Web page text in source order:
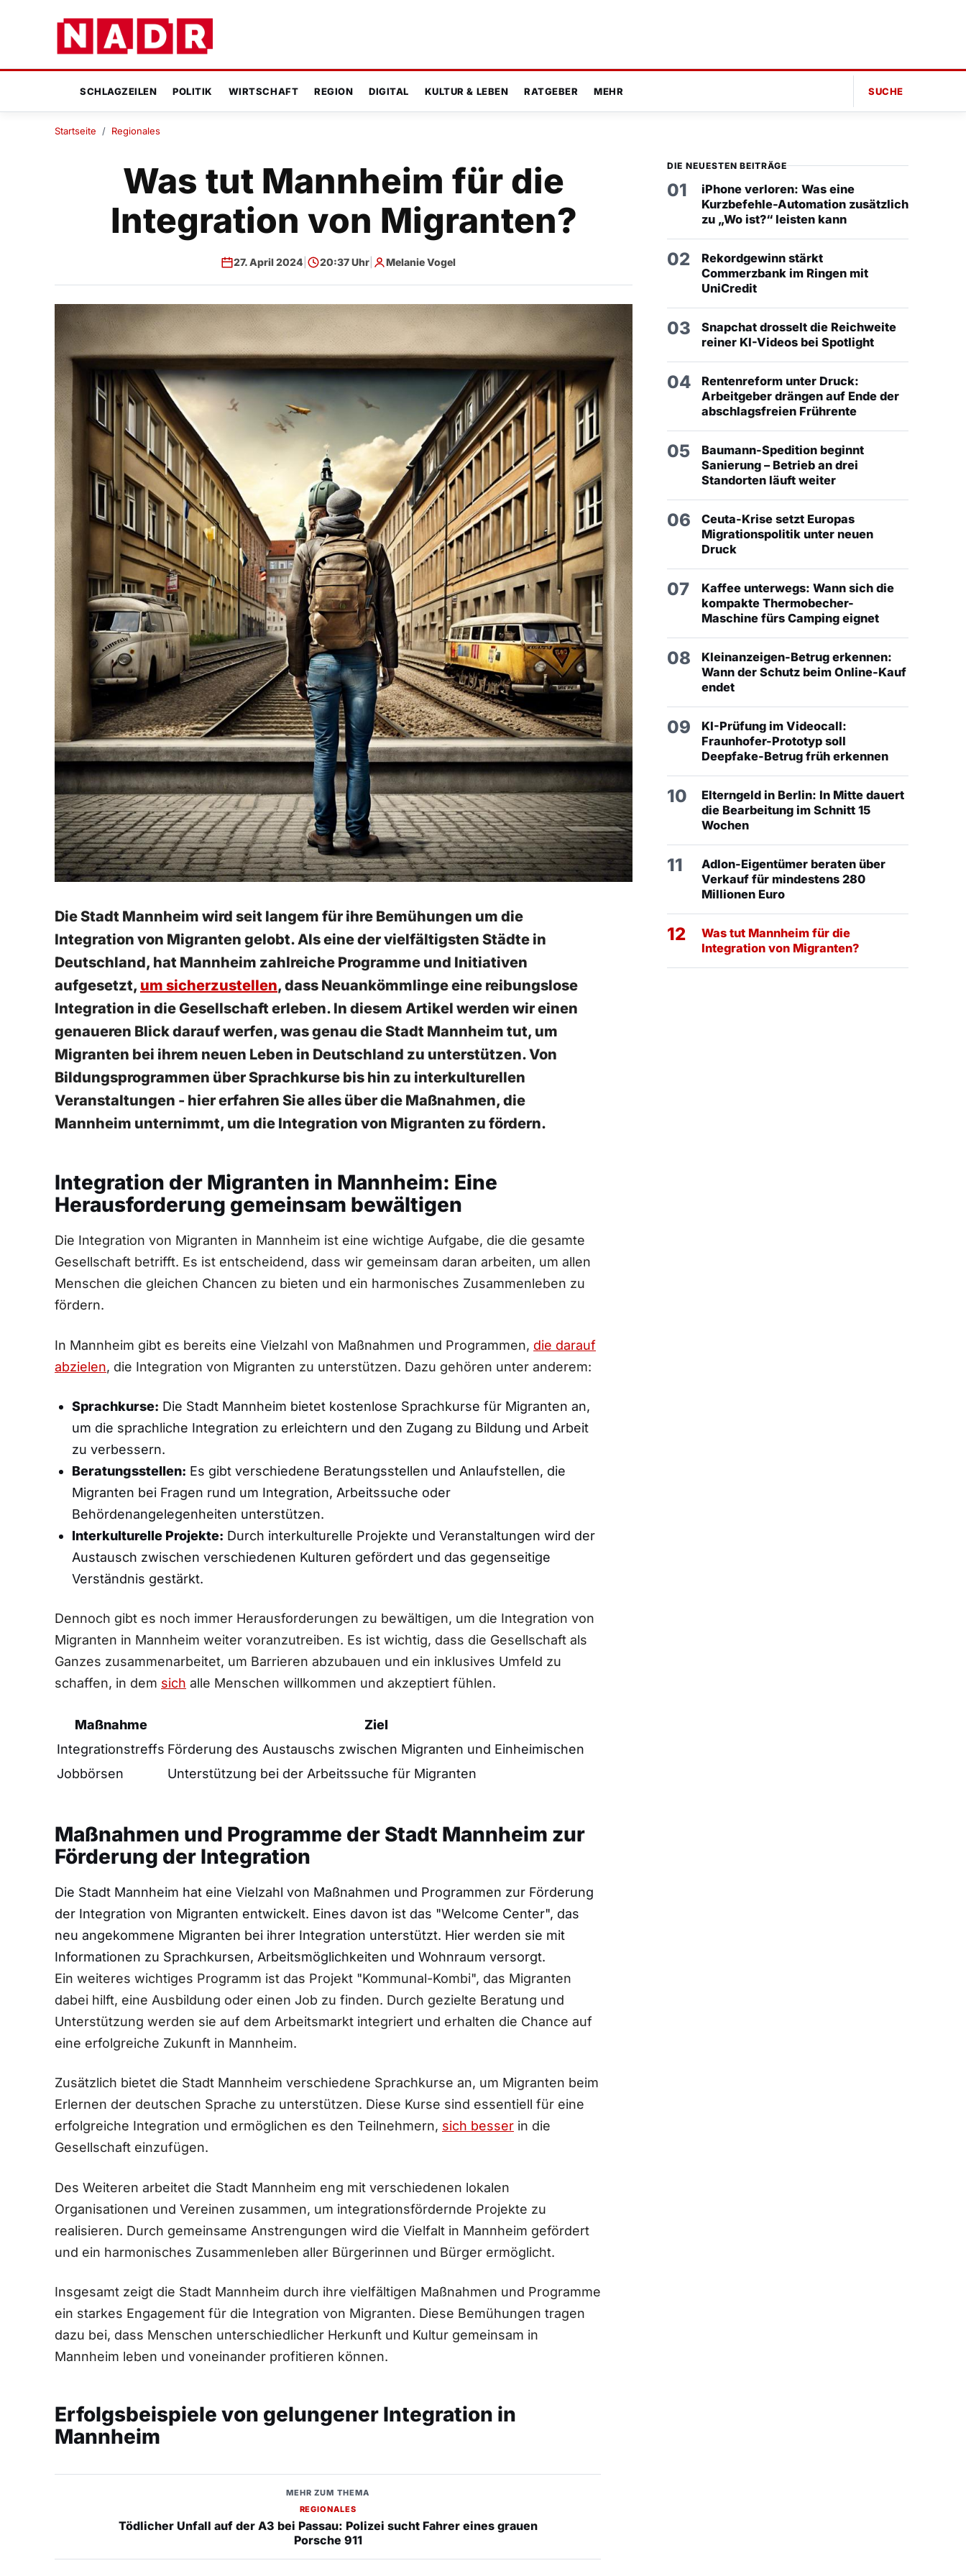
SCHLAGZEILEN POLITIK WIRTSCHAFT REGION DIGITAL KULTUR & LEBEN RATGEBER MEHR SUCHE
Startseite / Regionales
Was tut Mannheim für die
Integration von Migranten?
27. April 2024 20:37 Uhr Melanie Vogel
Die Stadt Mannheim wird ​seit ⁣langem für ihre​ Bemühungen‍ um die
Integration von Migranten ‌gelobt. Als eine der vielfältigsten⁣ Städte in
Deutschland, hat Mannheim ‍zahlreiche Programme und Initiativen
aufgesetzt, um⁤ sicherzustellen, dass Neuankömmlinge eine reibungslose
Integration in die Gesellschaft erleben. In diesem Artikel werden wir einen
genaueren Blick darauf werfen, was genau die Stadt Mannheim ⁣tut, um
Migranten bei ihrem neuen Leben in Deutschland zu ​unterstützen. Von
⁤Bildungsprogrammen über Sprachkurse bis hin zu interkulturellen
Veranstaltungen - ‌hier‌ erfahren Sie alles über⁣ die⁢ Maßnahmen, die
Mannheim unternimmt, um die Integration ​von Migranten zu fördern.
Integration der‌ Migranten in Mannheim: ‌Eine
Herausforderung gemeinsam bewältigen
Die Integration⁢ von Migranten in Mannheim ist eine wichtige Aufgabe, die die‌ gesamte
Gesellschaft betrifft. Es ist entscheidend, dass wir gemeinsam daran ‍arbeiten, um allen
Menschen die gleichen Chancen zu bieten ‍und ein harmonisches Zusammenleben ⁣zu
fördern.
In Mannheim gibt es bereits eine Vielzahl von Maßnahmen und Programmen, die darauf⁣
abzielen, die Integration von Migranten zu unterstützen. Dazu ‍gehören unter anderem:
Sprachkurse: Die Stadt Mannheim bietet kostenlose Sprachkurse für Migranten an,
um die sprachliche Integration zu erleichtern und den Zugang zu Bildung und ⁤Arbeit
zu verbessern.
Beratungsstellen: Es gibt verschiedene Beratungsstellen⁤ und Anlaufstellen, die
Migranten bei Fragen rund um Integration, Arbeitssuche‌ oder
Behördenangelegenheiten unterstützen.
Interkulturelle⁢ Projekte: Durch interkulturelle Projekte und Veranstaltungen wird der
Austausch zwischen ⁢verschiedenen Kulturen gefördert und das gegenseitige
Verständnis gestärkt.
Dennoch gibt es noch immer Herausforderungen zu bewältigen, um die ‍Integration⁣ von
Migranten in Mannheim weiter voranzutreiben. Es ist wichtig,⁢ dass die Gesellschaft als
Ganzes​ zusammenarbeitet, um Barrieren abzubauen und ein inklusives Umfeld zu
schaffen, in dem sich alle Menschen willkommen und akzeptiert ‍fühlen.
Maßnahme
Ziel
Integrationstreffs Förderung des Austauschs zwischen Migranten und Einheimischen
Jobbörsen
Unterstützung bei der Arbeitssuche⁣ für Migranten
Maßnahmen und‌ Programme der Stadt Mannheim zur
Förderung der Integration
Die Stadt Mannheim hat eine Vielzahl von Maßnahmen und Programmen zur Förderung
der Integration von Migranten entwickelt. Eines davon ist das "Welcome Center", das
neu angekommene Migranten bei ihrer Integration unterstützt. Hier werden sie mit
⁢Informationen zu Sprachkursen, Arbeitsmöglichkeiten⁢ und Wohnraum versorgt.
Ein weiteres wichtiges Programm ist das Projekt "Kommunal-Kombi",‍ das⁣ Migranten
dabei hilft, eine Ausbildung oder einen​ Job zu finden. Durch gezielte Beratung und
Unterstützung werden sie auf dem Arbeitsmarkt integriert​ und erhalten die Chance auf
eine ⁢erfolgreiche​ Zukunft in Mannheim.
Zusätzlich bietet die Stadt Mannheim verschiedene ‌Sprachkurse an, um Migranten beim
Erlernen der deutschen Sprache zu unterstützen. Diese Kurse ⁢sind essentiell für ‍eine
erfolgreiche Integration und ermöglichen es ‍den Teilnehmern, sich besser in die
Gesellschaft ‍einzufügen.
Des ‍Weiteren arbeitet‌ die Stadt Mannheim eng mit‌ verschiedenen lokalen
Organisationen und Vereinen zusammen, um integrationsfördernde⁣ Projekte zu
realisieren. Durch ⁢gemeinsame Anstrengungen wird die Vielfalt⁣ in ‌Mannheim gefördert‍
und⁣ ein harmonisches Zusammenleben aller Bürgerinnen und Bürger ermöglicht.
Insgesamt zeigt die Stadt Mannheim durch ihre vielfältigen Maßnahmen und Programme
ein starkes Engagement für die Integration von Migranten. Diese Bemühungen tragen
dazu bei, dass Menschen unterschiedlicher Herkunft und Kultur gemeinsam in
Mannheim leben‌ und voneinander profitieren können.
Erfolgsbeispiele von gelungener Integration in
Mannheim
MEHR ZUM THEMA
REGIONALES
Tödlicher Unfall auf der A3 bei Passau: Polizei sucht Fahrer eines grauen
Porsche 911
DIE NEUESTEN BEITRÄGE
01
iPhone verloren: Was eine
Kurzbefehle-Automation zusätzlich
zu „Wo ist?“ leisten kann
02
Rekordgewinn stärkt
Commerzbank im Ringen mit
UniCredit
03
Snapchat drosselt die Reichweite
reiner KI-Videos bei Spotlight
04
Rentenreform unter Druck:
Arbeitgeber drängen auf Ende der
abschlagsfreien Frührente
05
Baumann-Spedition beginnt
Sanierung – Betrieb an drei
Standorten läuft weiter
06
Ceuta-Krise setzt Europas
Migrationspolitik unter neuen
Druck
07
Kaffee unterwegs: Wann sich die
kompakte Thermobecher-
Maschine fürs Camping eignet
08
Kleinanzeigen-Betrug erkennen:
Wann der Schutz beim Online-Kauf
endet
09
KI-Prüfung im Videocall:
Fraunhofer-Prototyp soll
Deepfake-Betrug früh erkennen
10
Elterngeld in Berlin: In Mitte dauert
die Bearbeitung im Schnitt 15
Wochen
11
Adlon-Eigentümer beraten über
Verkauf für mindestens 280
Millionen Euro
12
Was tut Mannheim für die
Integration von Migranten?